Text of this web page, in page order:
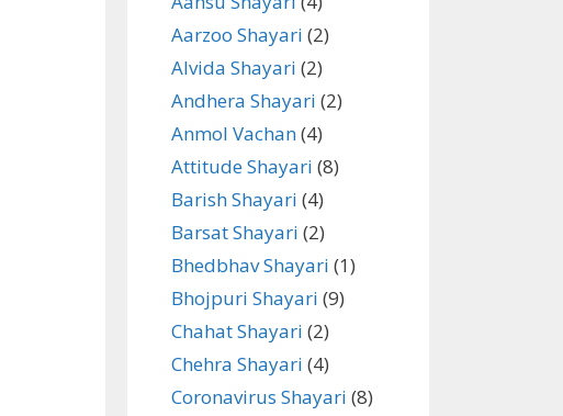
Aarzoo Shayari (2)
Alvida Shayari (2)
Andhera Shayari (2)
Anmol Vachan(4)
Attitude Shayari (8)
Barish Shayari (4)
Barsat Shayari (2)
Bhedbhav Shayari (1)
Bhojpuri Shayari (9)
Chahat Shayari (2)
Chehra Shayari (4)
Coronavirus Shayari (8)